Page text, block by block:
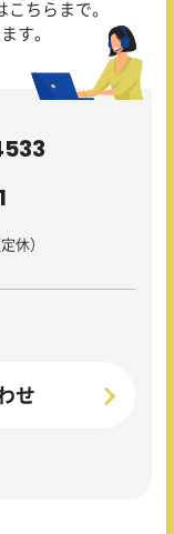
ちらまで。
す。
休）
せ